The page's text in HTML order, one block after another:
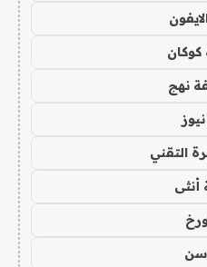
كوكان
نهج
التقني
أنثى